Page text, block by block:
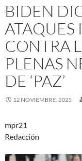
BIDEN
ATAQUES
CONTRA
PLENAS
DE ‘PAZ’
12 NOVIEMBRE, 2025
Redacción